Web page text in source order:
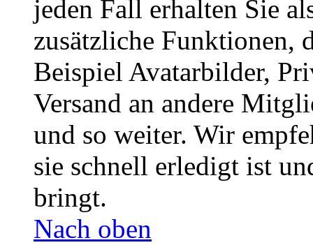
jeden Fall erhalten Sie
zusätzliche Funktionen,
Beispiel Avatarbilder,
Versand an andere
und so weiter. Wir
sie schnell erledigt ist
bringt.
Nach oben